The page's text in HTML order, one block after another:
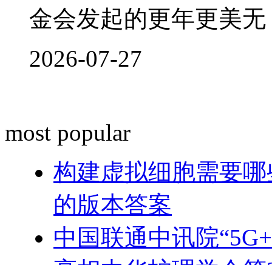
金会发起的更年更美无
2026-07-27
most popular
构建虚拟细胞需要
的版本答案
中国联通中讯院